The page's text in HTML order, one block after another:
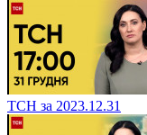
ТСН за 2023.12.31